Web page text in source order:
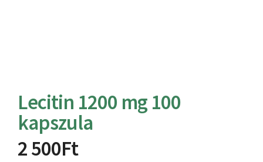
Lecitin 1200 mg 100
kapszula
2 500Ft